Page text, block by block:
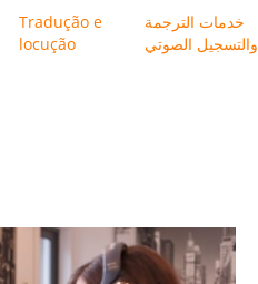
Tradução e
locução
خدمات الترجمة
والتسجيل الصوتي